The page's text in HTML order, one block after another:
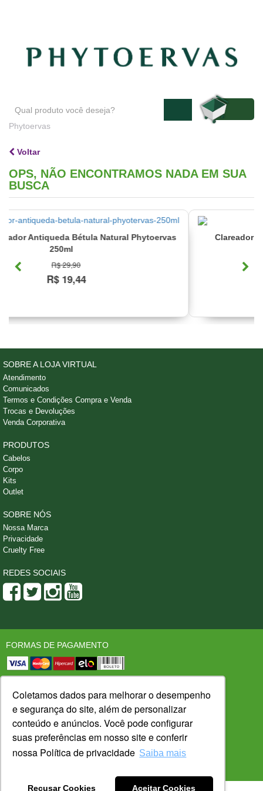
Coletamos dados para melhorar o desempenho
e segurança do site, além de personalizar
conteúdo e anúncios. Você pode configurar
suas preferências em nosso site e conferir
nossa Política de privacidade Saiba mais
Recusar Cookies Aceitar Cookies
Phytoervas
Voltar
OPS, NÃO ENCONTRAMOS NADA EM SUA
BUSCA
Bétula Natural Phytoervas
Clareador e Hidratante
R$ 22,90
SOBRE A LOJA VIRTUAL
Atendimento
Comunicados
Termos e Condições Compra e Venda
Trocas e Devoluções
Venda Corporativa
PRODUTOS
Cabelos
Corpo
Kits
Outlet
SOBRE NÓS
Nossa Marca
Privacidade
Cruelty Free
REDES SOCIAIS
FORMAS DE PAGAMENTO
SEGURANÇA LOJA CONFIÁVEL
PLATAFORMA: